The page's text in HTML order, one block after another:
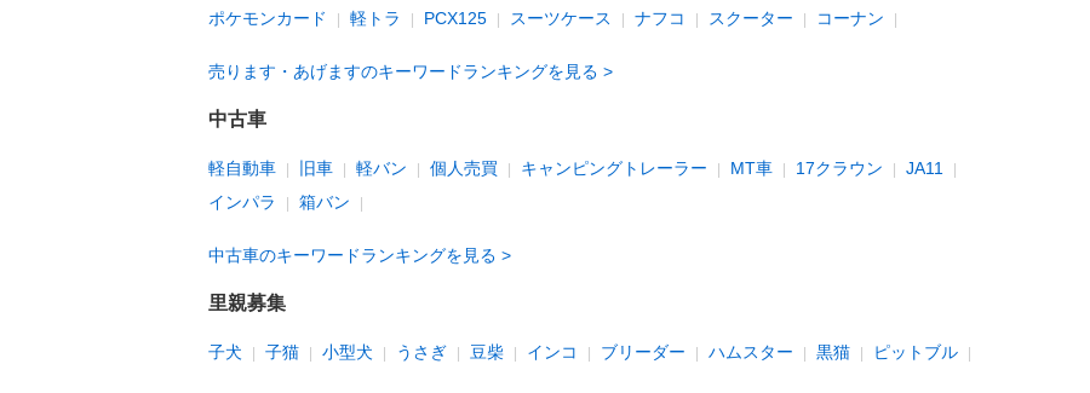
ポケモンカード
軽トラ PCX125 スーツケース ナフコ スクーター コーナン
売ります・あげますのキーワードランキングを見る
中古車
軽自動車 旧車 軽バン 個人売買 キャンピングトレーラー MT車 17クラウン
JA11
インパラ
箱バン
中古車のキーワードランキングを見る
里親募集
子犬 子猫 小型犬 うさぎ 豆柴 インコ ブリーダー ハムスター 黒猫 ピットブル